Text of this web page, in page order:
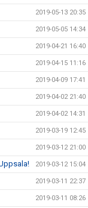
2019-05-13 20:35
2019-05-05 14:34
2019-04-21 16:40
2019-04-15 11:16
2019-04-09 17:41
2019-04-02 21:40
2019-04-02 14:31
2019-03-19 12:45
2019-03-12 21:00
2019-03-12 15:04
2019-03-11 22:37
2019-03-11 08:26